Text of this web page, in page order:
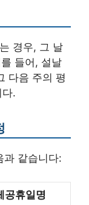
경우, 그 날
들어, 설날
다음 주의 평
.
과 같습니다:
공휴일명